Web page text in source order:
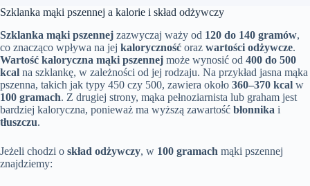
Szklanka mąki pszennej a kalorie i skład odżywczy
Szklanka mąki pszennej zazwyczaj waży od 120 do 140 gramów,
co znacząco wpływa na jej kaloryczność oraz wartości odżywcze.
Wartość kaloryczna mąki pszennej może wynosić od 400 do 500
kcal na szklankę, w zależności od jej rodzaju. Na przykład jasna mąka
pszenna, takich jak typy 450 czy 500, zawiera około 360–370 kcal w
100 gramach. Z drugiej strony, mąka pełnoziarnista lub graham jest
bardziej kaloryczna, ponieważ ma wyższą zawartość błonnika i
tłuszczu.
Jeżeli chodzi o skład odżywczy, w 100 gramach mąki pszennej
znajdziemy: